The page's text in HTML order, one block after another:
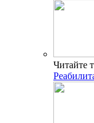
Читайте